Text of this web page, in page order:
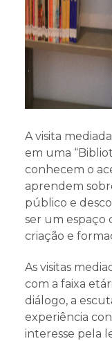
A visita
em uma
conhecem o
aprendem
público e
ser um espaço
criação e
As visitas
com a faixa
diálogo, a
experiência
interesse pela